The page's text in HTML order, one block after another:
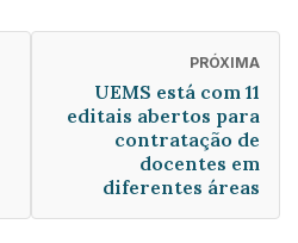
PRÓXIMA
UEMS está com 11
editais abertos para
contratação de
docentes em
diferentes áreas